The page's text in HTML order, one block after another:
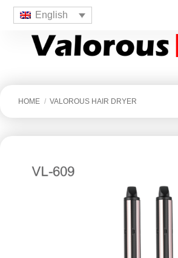
English
HOME / VALOROUS HAIR DRYER